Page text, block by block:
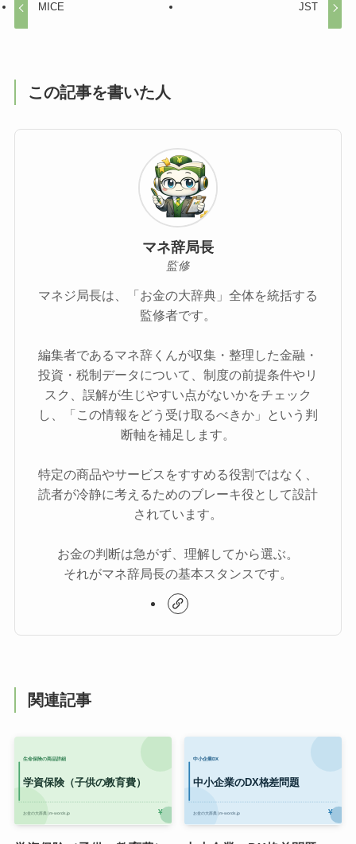
MICE JST
この記事を書いた人
マネ辞局長
監修
マネジ局長は、「お金の大辞典」全体を統括する
監修者です。
編集者であるマネ辞くんが収集・整理した金融・
投資・税制データについて、制度の前提条件やリ
スク、誤解が生じやすい点がないかをチェック
し、「この情報をどう受け取るべきか」という判
断軸を補足します。
特定の商品やサービスをすすめる役割ではなく、
読者が冷静に考えるためのブレーキ役として設計
されています。
お金の判断は急がず、理解してから選ぶ。
それがマネ辞局長の基本スタンスです。
関連記事